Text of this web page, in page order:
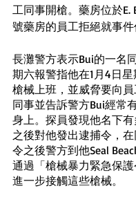
工同事開槍。藥房位於E.
號藥房的員工拒絕就事件
長灘警方表示Bui的一名
期六報警指他在1月4日
槍械上班，並威脅要向
同事並告訴警方Bui經常
身上。探員發現他名下
之後對他發出逮捕令，
令之後警方到他Seal
通過「槍械暴力緊急保
進一步接觸這些槍械。